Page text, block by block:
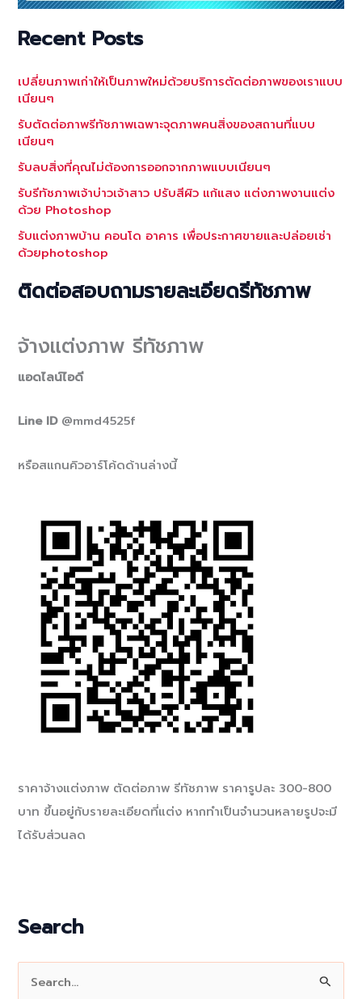
Recent Posts
เปลี่ยนภาพเก่าให้เป็นภาพใหม่ด้วยบริการตัดต่อภาพของเราแบบ
เนียนๆ
รับตัดต่อภาพรีทัชภาพเฉพาะจุดภาพคนสิ่งของสถานที่แบบ
เนียนๆ
รับลบสิ่งที่คุณไม่ต้องการออกจากภาพแบบเนียนๆ
รับรีทัชภาพเจ้าบ่าวเจ้าสาว ปรับสีผิว แก้แสง แต่งภาพงานแต่ง
ด้วย Photoshop
รับแต่งภาพบ้าน คอนโด อาคาร เพื่อประกาศขายและปล่อยเช่า
ด้วยphotoshop
ติดต่อสอบถามรายละเอียดรีทัชภาพ
จ้างแต่งภาพ รีทัชภาพ
แอดไลน์ไอดี
Line ID @mmd4525f
หรือสแกนคิวอาร์โค้ดด้านล่างนี้
ราคาจ้างแต่งภาพ ตัดต่อภาพ รีทัชภาพ ราคารูปละ 300-800
บาท ขึ้นอยู่กับรายละเอียดที่แต่ง หากทำเป็นจำนวนหลายรูปจะมี
ได้รับส่วนลด
Search